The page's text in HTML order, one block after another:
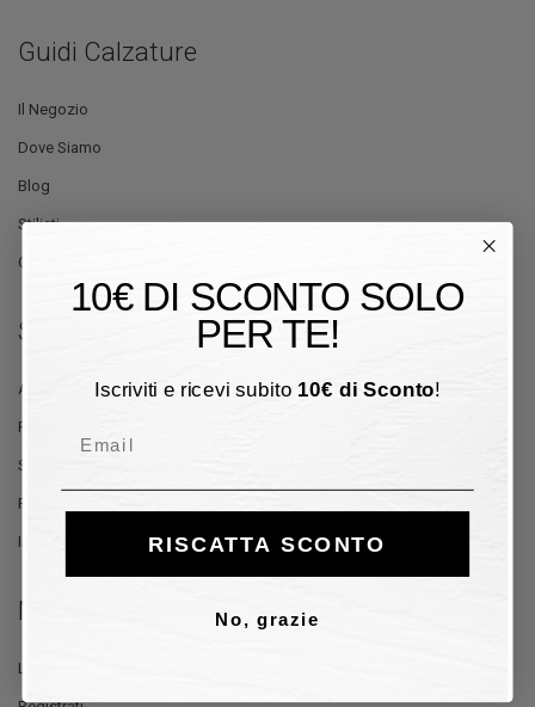
Guidi Calzature
Il Negozio
Dove Siamo
Blog
Stilisti
Offerte
Servizio Clienti
Aiuto e Contatti
Pagamento
Spedizione e Consegna
Reso e Rimborso
Informativa sulla Privacy
My Account
Log In
10€ DI SCONTO SOLO
PER TE!
Iscriviti e ricevi subito 10€ di Sconto!
RISCATTA SCONTO
No, grazie